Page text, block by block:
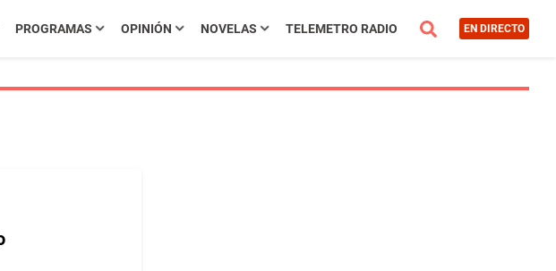
PROGRAMAS OPINIÓN NOVELAS TELEMETRO RADIO EN DIRECTO